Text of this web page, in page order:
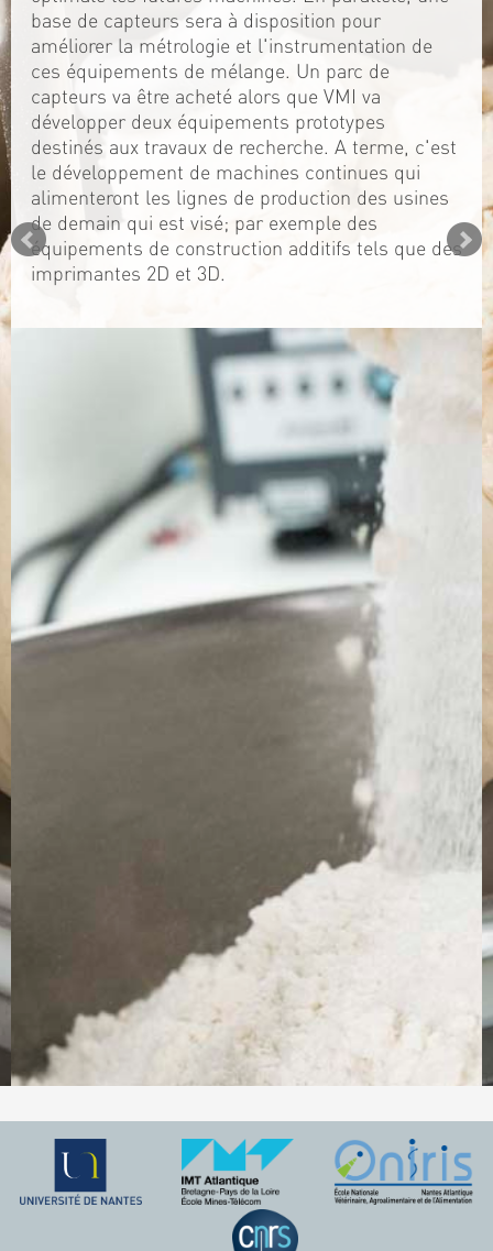
SITE WEB
TÉLÉCHARGEZ LA PLAQUETTE
Contact
Jérémy PRUVOST
base de capteurs sera à disposition pour
améliorer la métrologie et l'instrumentation de
ces équipements de mélange. Un parc de
capteurs va être acheté alors que VMI va
développer deux équipements prototypes
destinés aux travaux de recherche. A terme, c'est
le développement de machines continues qui
alimenteront les lignes de production des usines
de demain qui est visé; par exemple des
équipements de construction additifs tels que des
imprimantes 2D et 3D.